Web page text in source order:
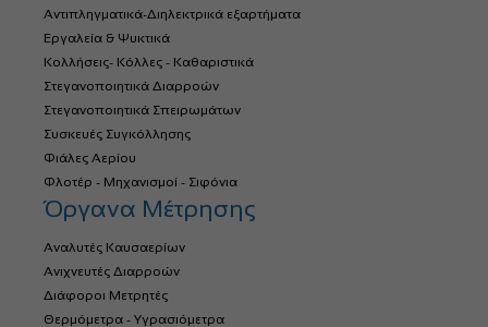
Αντιπληγματικά-Διηλεκτρικά εξαρτήματα
Εργαλεία & Ψυκτικά
Κολλήσεις- Κόλλες - Καθαριστικά
Στεγανοποιητικά Διαρροών
Στεγανοποιητικά Σπειρωμάτων
Συσκευές Συγκόλλησης
Φιάλες Αερίου
Φλοτέρ - Μηχανισμοί - Σιφόνια
Όργανα Μέτρησης
Αναλυτές Καυσαερίων
Ανιχνευτές Διαρροών
Διάφοροι Μετρητές
Θερμόμετρα - Υγρασιόμετρα